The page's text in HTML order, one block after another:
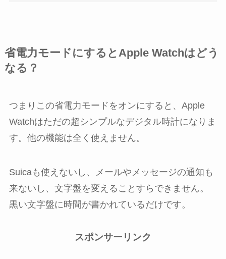
省電力モードにするとApple Watchはどう
なる？
つまりこの省電力モードをオンにすると、Apple
Watchはただの超シンプルなデジタル時計になりま
す。他の機能は全く使えません。
Suicaも使えないし、メールやメッセージの通知も
来ないし、文字盤を変えることすらできません。
黒い文字盤に時間が書かれているだけです。
スポンサーリンク